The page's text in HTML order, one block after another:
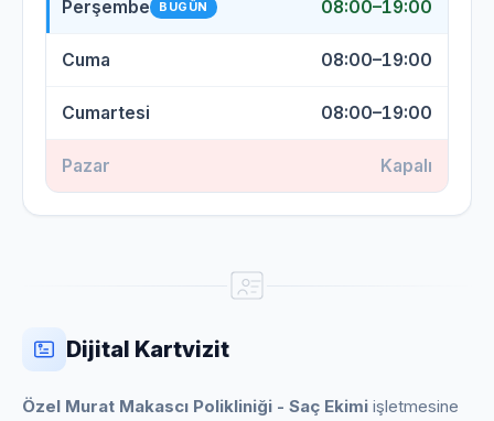
Perşembe BUGÜN 08:00–19:00
Cuma 08:00–19:00
Cumartesi 08:00–19:00
Pazar Kapalı
Dijital Kartvizit
Özel Murat Makascı Polikliniği - Saç Ekimi işletmesine